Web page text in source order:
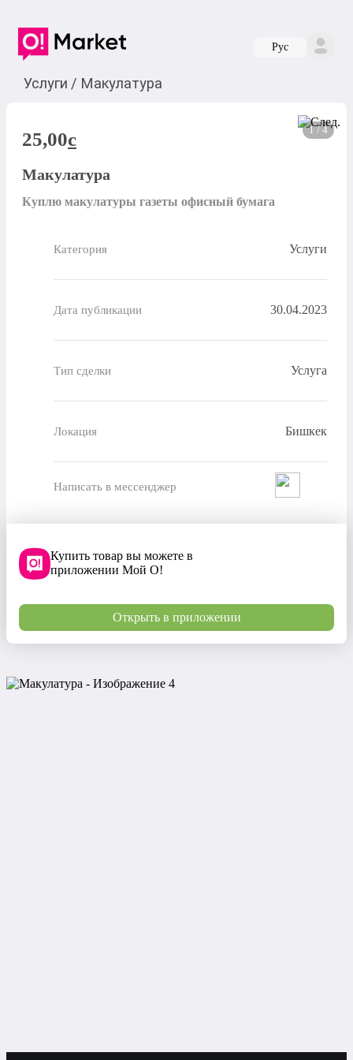
Руc
Услуги / Макулатура
1 / 4
25,00c
Макулатура
Куплю макулатуры газеты офисный бумага
Категория Услуги
Дата публикации 30.04.2023
Тип сделки Услуга
Локация Бишкек
Написать в мессенджер
Купить товар вы можете в
приложении Мой О!
Открыть в приложении